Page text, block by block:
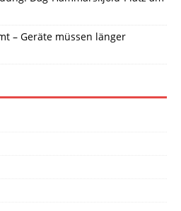
– Geräte müssen länger